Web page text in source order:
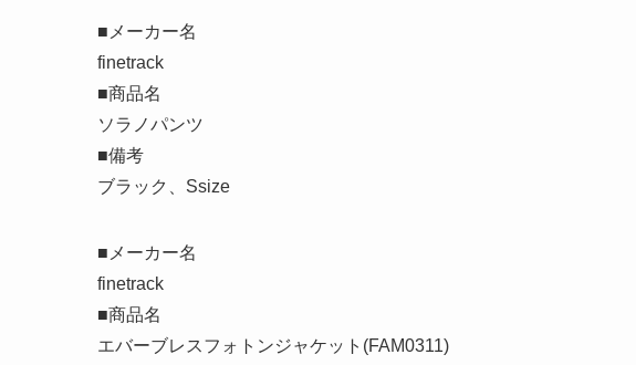
■メーカー名
finetrack
■商品名
ソラノパンツ
■備考
ブラック、Ssize
■メーカー名
finetrack
■商品名
エバーブレスフォトンジャケット(FAM0311)